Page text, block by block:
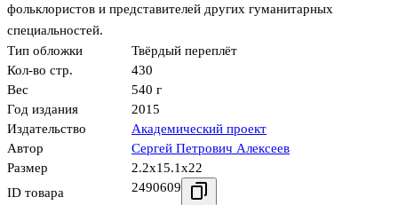
фольклористов и представителей других гуманитарных
специальностей.
Тип обложки
Твёрдый переплёт
Кол-во стр.
430
Вес
540 г
Год издания
2015
Издательство
Академический проект
Автор
Сергей Петрович Алексеев
Размер
2.2x15.1x22
ID товара
2490609